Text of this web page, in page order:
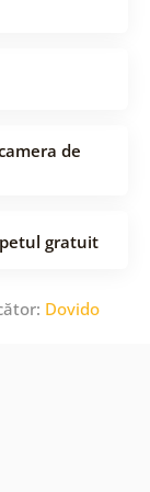
de
gratuit
Dovido